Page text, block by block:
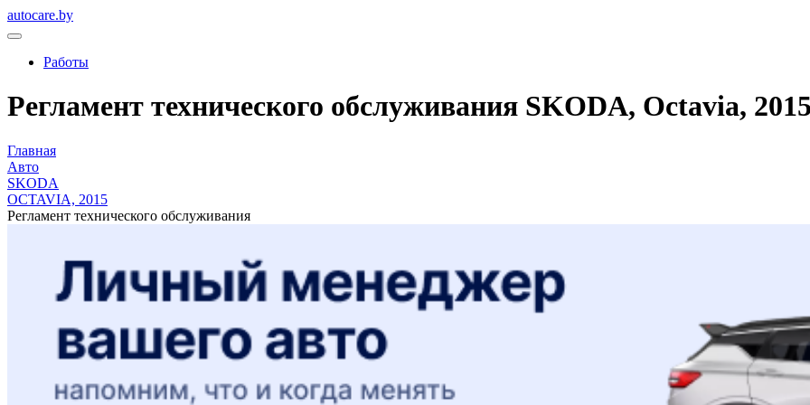
autocare.by
Работы
Регламент технического обслуживания SKODA, Octavia,
Главная
Авто
SKODA
OCTAVIA, 2015
Регламент технического обслуживания